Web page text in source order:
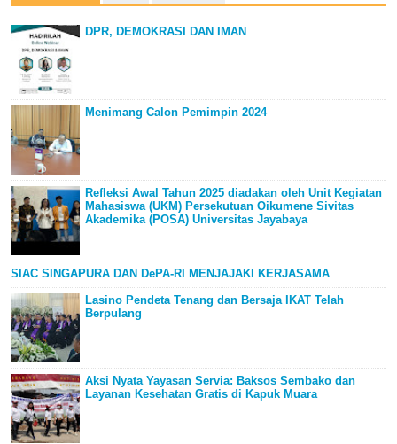
DPR, DEMOKRASI DAN IMAN
Menimang Calon Pemimpin 2024
Refleksi Awal Tahun 2025 diadakan oleh Unit Kegiatan
Mahasiswa (UKM) Persekutuan Oikumene Sivitas
Akademika (POSA) Universitas Jayabaya
SIAC SINGAPURA DAN DePA-RI MENJAJAKI KERJASAMA
Lasino Pendeta Tenang dan Bersaja IKAT Telah
Berpulang
Aksi Nyata Yayasan Servia: Baksos Sembako dan
Layanan Kesehatan Gratis di Kapuk Muara